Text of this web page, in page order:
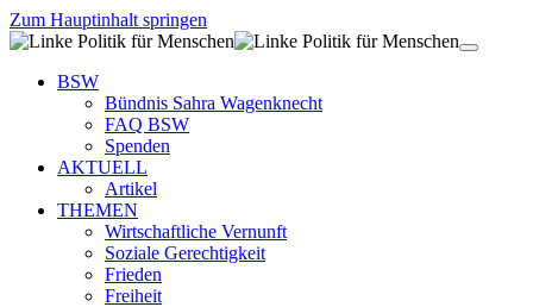
Zum Hauptinhalt springen
BSW
Bündnis Sahra Wagenknecht
FAQ BSW
Spenden
AKTUELL
Artikel
THEMEN
Wirtschaftliche Vernunft
Soziale Gerechtigkeit
Frieden
Freiheit